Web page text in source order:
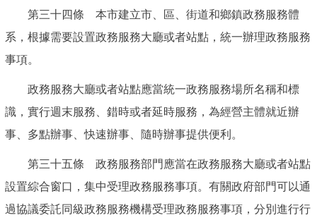
第三十四條 本市建立市、區、街道和鄉鎮政務服務體
系，根據需要設置政務服務大廳或者站點，統一辦理政務服務
事項。
政務服務大廳或者站點應當統一政務服務場所名稱和標
識，實行週末服務、錯時或者延時服務，為經營主體就近辦
事、多點辦事、快速辦事、隨時辦事提供便利。
第三十五條 政務服務部門應當在政務服務大廳或者站點
設置綜合窗口，集中受理政務服務事項。有關政府部門可以通
過協議委託同級政務服務機構受理政務服務事項，分別進行行